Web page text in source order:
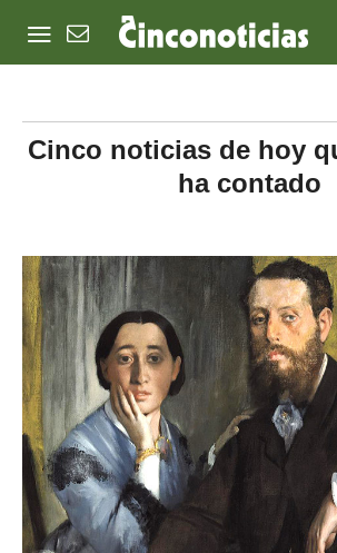
Cinco noticias de hoy
ha contado